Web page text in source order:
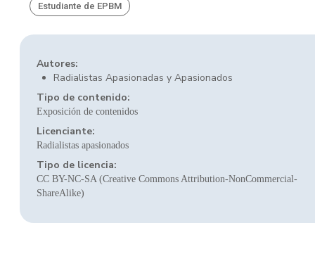
Estudiante de EPBM
Autores:
Radialistas Apasionadas y Apasionados
Tipo de contenido:
Exposición de contenidos
Licenciante:
Radialistas apasionados
Tipo de licencia:
CC BY-NC-SA (Creative Commons Attribution-NonCommercial-
ShareAlike)